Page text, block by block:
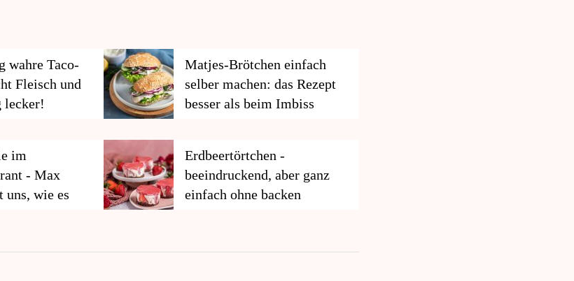
wahre Taco-
Fleisch und
lecker!
Matjes-Brötchen einfach
selber machen: das Rezept
besser als beim Imbiss
im
- Max
uns, wie es
Erdbeertörtchen -
beeindruckend, aber ganz
einfach ohne backen